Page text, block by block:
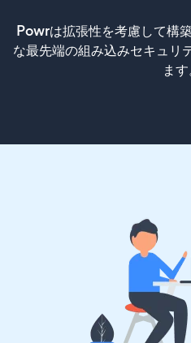
Powrは拡張性を考慮して構
な最先端の組み込みセキュリ
ます